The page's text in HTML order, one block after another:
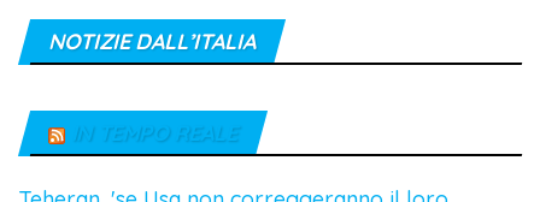
NOTIZIE DALL’ITALIA
IN TEMPO REALE